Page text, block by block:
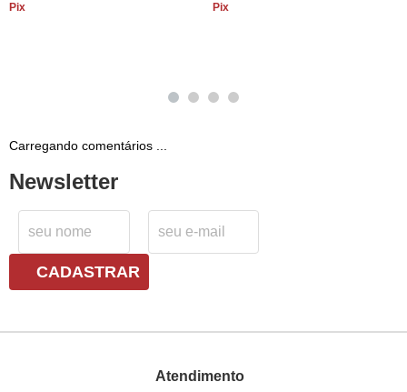
Pix
Pix
Carregando comentários ...
Newsletter
CADASTRAR
Atendimento